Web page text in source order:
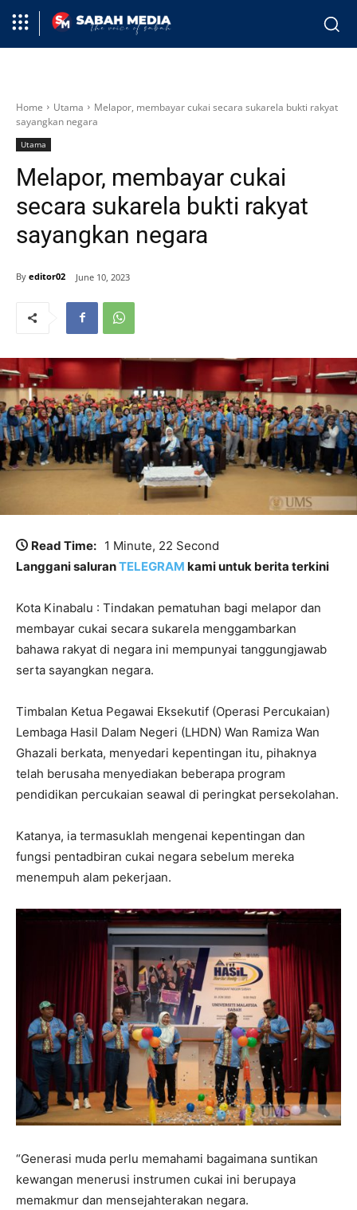
Home Utama
Melapor, membayar cukai secara sukarela bukti rakyat
sayangkan negara
Utama
Melapor, membayar cukai
secara sukarela bukti rakyat
sayangkan negara
By editor02 June 10, 2023
Read Time: 1 Minute, 22 Second
Langgani saluranTELEGRAM kami untuk berita terkini
Kota Kinabalu : Tindakan pematuhan bagi melapor dan
membayar cukai secara sukarela menggambarkan
bahawa rakyat di negara ini mempunyai tanggungjawab
serta sayangkan negara.
Timbalan Ketua Pegawai Eksekutif (Operasi Percukaian)
Lembaga Hasil Dalam Negeri (LHDN) Wan Ramiza Wan
Ghazali berkata, menyedari kepentingan itu, pihaknya
telah berusaha menyediakan beberapa program
pendidikan percukaian seawal di peringkat persekolahan.
Katanya, ia termasuklah mengenai kepentingan dan
fungsi pentadbiran cukai negara sebelum mereka
menempuh alam pekerjaan.
“Generasi muda perlu memahami bagaimana suntikan
kewangan menerusi instrumen cukai ini berupaya
memakmur dan mensejahterakan negara.